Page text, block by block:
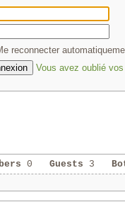
reconnecter
Vous avez oublié
0 Guests 3